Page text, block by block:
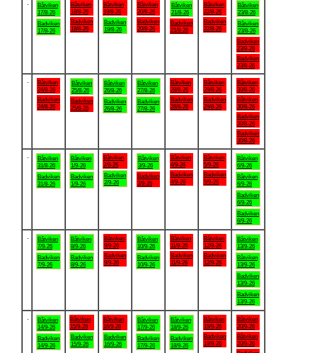
Båtviken
17/8-26
Badviken
17/8-26
Båtviken
18/8-26
Badviken
18/8-26
Båtviken
19/8-26
Badviken
19/8-26
Båtviken
20/8-26
Badviken
20/8-26
Båtviken
21/8-26
Badviken
21/8-26
Båtviken
22/8-26
Badviken
22/8-26
Båtviken
23/8-26
Båtviken
23/8-26
Badviken
23/8-26
Badviken
23/8-26
Båtviken
24/8-26
Badviken
24/8-26
Båtviken
25/8-26
Badviken
25/8-26
Båtviken
26/8-26
Badviken
26/8-26
Båtviken
27/8-26
Badviken
27/8-26
Båtviken
28/8-26
Badviken
28/8-26
Båtviken
29/8-26
Badviken
29/8-26
Båtviken
30/8-26
Båtviken
30/8-26
Badviken
30/8-26
Badviken
30/8-26
Båtviken
31/8-26
Badviken
31/8-26
Båtviken
1/9-26
Badviken
1/9-26
Båtviken
2/9-26
Badviken
2/9-26
Båtviken
3/9-26
Badviken
3/9-26
Båtviken
4/9-26
Badviken
4/9-26
Båtviken
5/9-26
Badviken
5/9-26
Båtviken
6/9-26
Båtviken
6/9-26
Badviken
6/9-26
Badviken
6/9-26
Båtviken
7/9-26
Badviken
7/9-26
Båtviken
8/9-26
Badviken
8/9-26
Båtviken
9/9-26
Badviken
9/9-26
Båtviken
10/9-26
Badviken
10/9-26
Båtviken
11/9-26
Badviken
11/9-26
Båtviken
12/9-26
Badviken
12/9-26
Båtviken
13/9-26
Båtviken
13/9-26
Badviken
13/9-26
Badviken
13/9-26
Båtviken
14/9-26
Badviken
14/9-26
Båtviken
15/9-26
Badviken
15/9-26
Båtviken
16/9-26
Badviken
16/9-26
Båtviken
17/9-26
Badviken
17/9-26
Båtviken
18/9-26
Badviken
18/9-26
Båtviken
19/9-26
Badviken
19/9-26
Båtviken
20/9-26
Båtviken
20/9-26